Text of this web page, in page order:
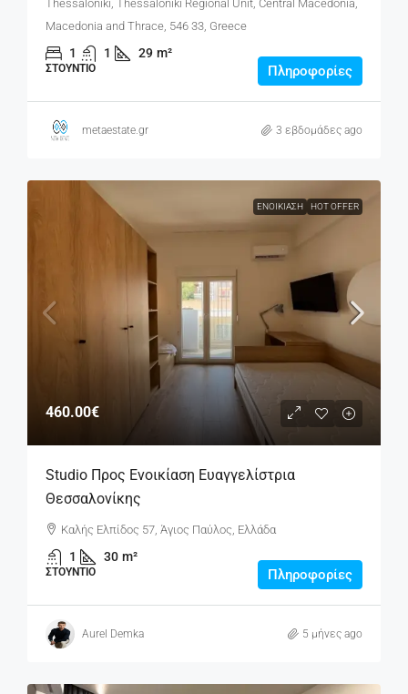
Thessaloniki, Thessaloniki Regional Unit, Central Macedonia,
Macedonia and Thrace, 546 33, Greece
1 1 29 m²
ΣΤΟΎΝΤΙΟ Πληροφορίες
metaestate.gr 3 εβδομάδες ago
ΕΝΟΙΚΊΑΣΗ HOT OFFER
460.00€
Studio Προς Ενοικίαση Ευαγγελίστρια
Θεσσαλονίκης
Καλής Ελπίδος 57, Άγιος Παύλος, Ελλάδα
1 30 m²
ΣΤΟΎΝΤΙΟ Πληροφορίες
Aurel Demka 5 μήνες ago